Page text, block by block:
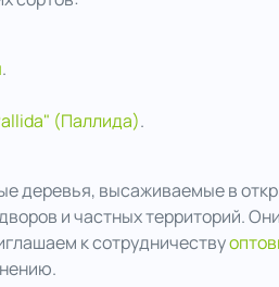
.
(Паллида).
деревья, высаживаемые в
и частных территорий.
к сотрудничеству